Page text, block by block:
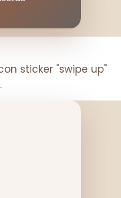
sticker "swipe up"